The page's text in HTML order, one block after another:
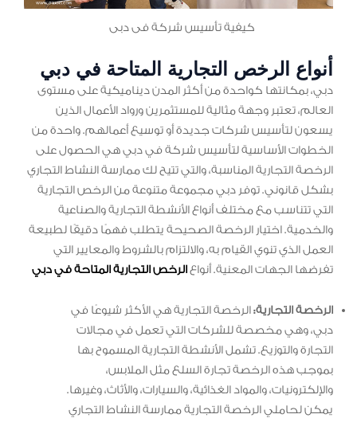
كيفية تأسيس شركة فى دبى
أنواع الرخص التجارية المتاحة في دبي
دبي، بمكانتها كواحدة من أكثر المدن ديناميكية على مستوى
العالم، تعتبر وجهة مثالية للمستثمرين ورواد الأعمال الذين
يسعون لتأسيس شركات جديدة أو توسيع أعمالهم. واحدة من
الخطوات الأساسية لتأسيس شركة في دبي هي الحصول على
الرخصة التجارية المناسبة، والتي تتيح لك ممارسة النشاط التجاري
بشكل قانوني. توفر دبي مجموعة متنوعة من الرخص التجارية
التي تتناسب مع مختلف أنواع الأنشطة التجارية والصناعية
والخدمية. اختيار الرخصة الصحيحة يتطلب فهمًا دقيقًا لطبيعة
العمل الذي تنوي القيام به، والالتزام بالشروط والمعايير التي
تفرضها الجهات المعنية. أنواع الرخص التجارية المتاحة في دبي
الرخصة التجارية: الرخصة التجارية هي الأكثر شيوعًا في
دبي، وهي مخصصة للشركات التي تعمل في مجالات
التجارة والتوزيع. تشمل الأنشطة التجارية المسموح بها
بموجب هذه الرخصة تجارة السلع مثل الملابس،
والإلكترونيات، والمواد الغذائية، والسيارات، والأثاث، وغيرها.
يمكن لحاملي الرخصة التجارية ممارسة النشاط التجاري